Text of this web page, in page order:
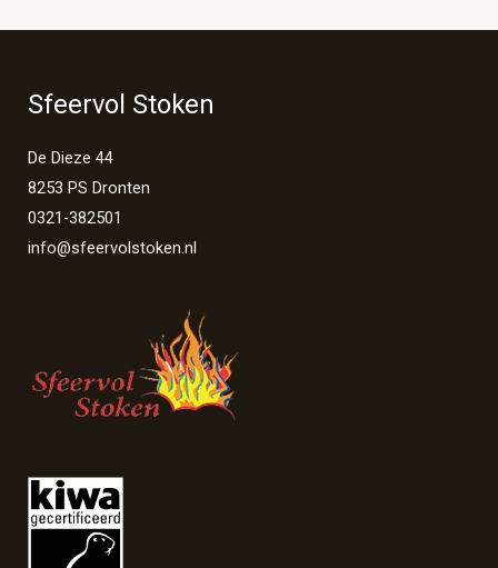
Sfeervol Stoken
De Dieze 44
8253 PS Dronten
0321-382501
info@sfeervolstoken.nl